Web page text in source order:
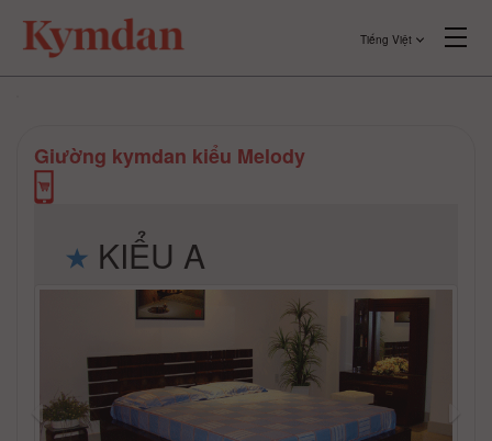
Tiếng Việt
Giường kymdan kiểu Melody
KIỂU A